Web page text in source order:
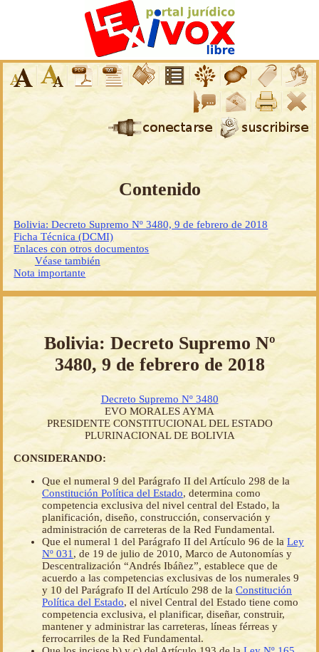
Contenido
Bolivia: Decreto Supremo Nº 3480, 9 de febrero de 2018
Ficha Técnica (DCMI)
Enlaces con otros documentos
Véase también
Nota importante
Bolivia: Decreto Supremo Nº
3480, 9 de febrero de 2018
Decreto Supremo Nº 3480
EVO MORALES AYMA
PRESIDENTE CONSTITUCIONAL DEL ESTADO
PLURINACIONAL DE BOLIVIA
CONSIDERANDO:
Que el numeral 9 del Parágrafo II del Artículo 298 de la
Constitución Política del Estado, determina como
competencia exclusiva del nivel central del Estado, la
planificación, diseño, construcción, conservación y
administración de carreteras de la Red Fundamental.
Que el numeral 1 del Parágrafo II del Artículo 96 de la Ley
Nº 031 , de 19 de julio de 2010, Marco de Autonomías y
Descentralización “Andrés Ibáñez”, establece que de
acuerdo a las competencias exclusivas de los numerales 9
y 10 del Parágrafo II del Artículo 298 de la Constitución
Política del Estado, el nivel Central del Estado tiene como
competencia exclusiva, el planificar, diseñar, construir,
mantener y administrar las carreteras, líneas férreas y
ferrocarriles de la Red Fundamental.